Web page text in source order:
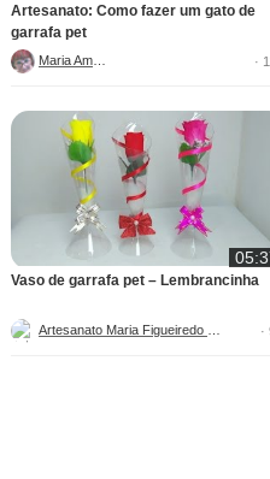
Artesanato: Como fazer um gato de
garrafa pet
·
Vaso de garrafa pet – Lembrancinha
·